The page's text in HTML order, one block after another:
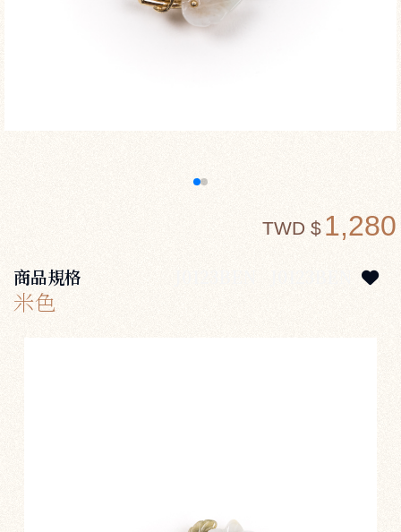
1,280
TWD $
商品規格
米色